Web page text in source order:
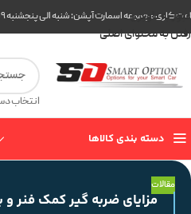
عبور به ناوبری
رفتن به محتوای اصلی
کاری مجموعه اسمارت آپشن: شنبه الی پنجشنبه ۹ تا ۲۰
انتخاب
دسته بندی کالاها
مقالات
مزایای ضربه گیر کمک فنر و